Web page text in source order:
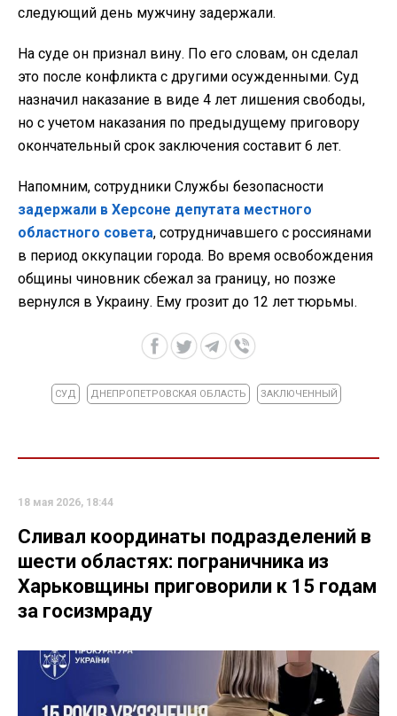
следующий день мужчину задержали.
На суде он признал вину. По его словам, он сделал
это после конфликта с другими осужденными. Суд
назначил наказание в виде 4 лет лишения свободы,
но с учетом наказания по предыдущему приговору
окончательный срок заключения составит 6 лет.
Напомним, сотрудники Службы безопасности
задержали в Херсоне депутата местного
областного совета, сотрудничавшего с россиянами
в период оккупации города. Во время освобождения
общины чиновник сбежал за границу, но позже
вернулся в Украину. Ему грозит до 12 лет тюрьмы.
СУД ДНЕПРОПЕТРОВСКАЯ ОБЛАСТЬ ЗАКЛЮЧЕННЫЙ
18 мая 2026, 18:44
Сливал координаты подразделений в
шести областях: пограничника из
Харьковщины приговорили к 15 годам
за госизмраду